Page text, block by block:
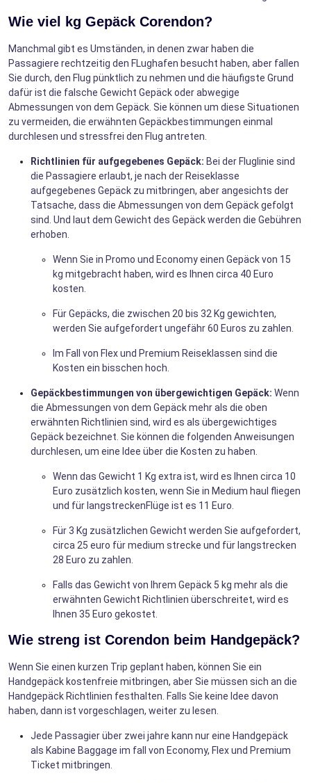
Wie viel kg Gepäck Corendon?
Manchmal gibt es Umständen, in denen zwar haben die
Passagiere rechtzeitig den FLughafen besucht haben, aber fallen
Sie durch, den Flug pünktlich zu nehmen und die häufigste Grund
dafür ist die falsche Gewicht Gepäck oder abwegige
Abmessungen von dem Gepäck. Sie können um diese Situationen
zu vermeiden, die erwähnten Gepäckbestimmungen einmal
durchlesen und stressfrei den Flug antreten.
Richtlinien für aufgegebenes Gepäck: Bei der Fluglinie sind
die Passagiere erlaubt, je nach der Reiseklasse
aufgegebenes Gepäck zu mitbringen, aber angesichts der
Tatsache, dass die Abmessungen von dem Gepäck gefolgt
sind. Und laut dem Gewicht des Gepäck werden die Gebühren
erhoben.
Wenn Sie in Promo und Economy einen Gepäck von 15
kg mitgebracht haben, wird es Ihnen circa 40 Euro
kosten.
Für Gepäcks, die zwischen 20 bis 32 Kg gewichten,
werden Sie aufgefordert ungefähr 60 Euros zu zahlen.
Im Fall von Flex und Premium Reiseklassen sind die
Kosten ein bisschen hoch.
Gepäckbestimmungen von übergewichtigen Gepäck: Wenn
die Abmessungen von dem Gepäck mehr als die oben
erwähnten Richtlinien sind, wird es als übergewichtiges
Gepäck bezeichnet. Sie können die folgenden Anweisungen
durchlesen, um eine Idee über die Kosten zu haben.
Wenn das Gewicht 1 Kg extra ist, wird es Ihnen circa 10
Euro zusätzlich kosten, wenn Sie in Medium haul fliegen
und für langstreckenFlüge ist es 11 Euro.
Für 3 Kg zusätzlichen Gewicht werden Sie aufgefordert,
circa 25 euro für medium strecke und für langstrecken
28 Euro zu zahlen.
Falls das Gewicht von Ihrem Gepäck 5 kg mehr als die
erwähnten Gewicht Richtlinien überschreitet, wird es
Ihnen 35 Euro gekostet.
Wie streng ist Corendon beim Handgepäck?
Wenn Sie einen kurzen Trip geplant haben, können Sie ein
Handgepäck kostenfreie mitbringen, aber Sie müssen sich an die
Handgepäck Richtlinien festhalten. Falls Sie keine Idee davon
haben, dann ist vorgeschlagen, weiter zu lesen.
Jede Passagier über zwei jahre kann nur eine Handgepäck
als Kabine Baggage im fall von Economy, Flex und Premium
Ticket mitbringen.